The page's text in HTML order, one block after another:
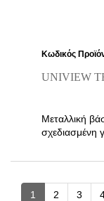
Κωδικός
UNIVIEW
Μεταλλική
σχεδιασμένη
1 2 3